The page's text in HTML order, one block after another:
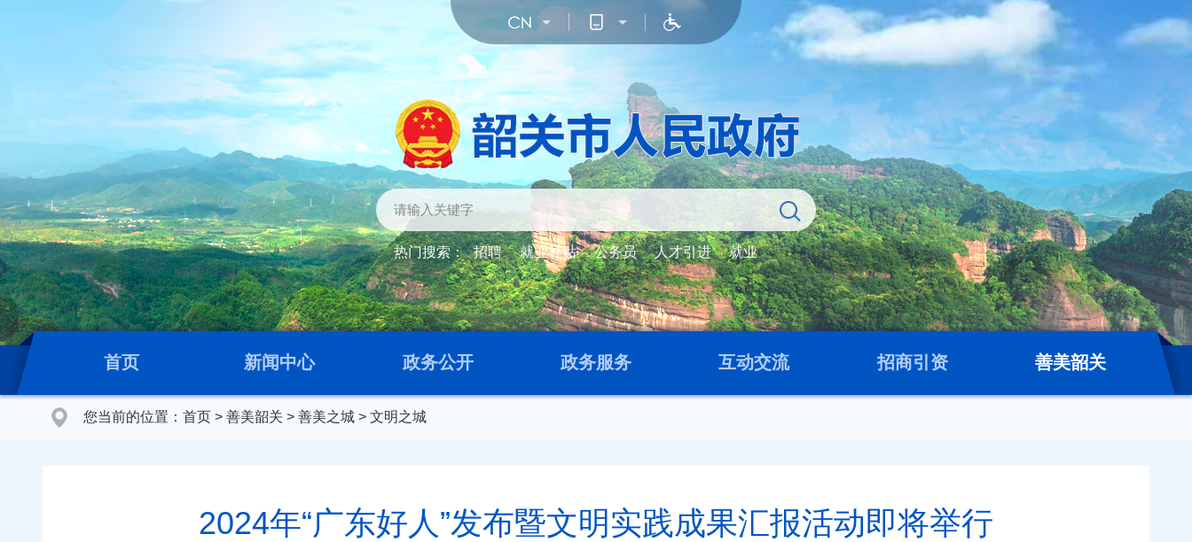
热门搜索： 招聘 就业补贴 公务员 人才引进 就业
首页 新闻中心 政务公开 政务服务 互动交流 招商引资 善美韶关
您当前的位置： 首页 > 善美韶关 > 善美之城 > 文明之城
2024年“广东好人”发布暨文明实践成果汇报活动即将举行